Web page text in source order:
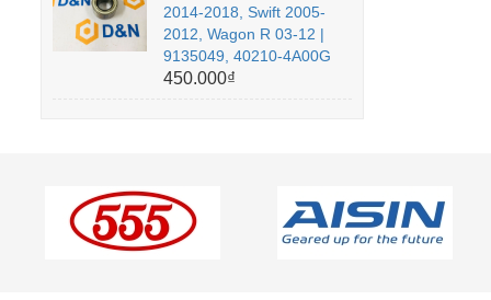
2014-2018, Swift 2005-
2012, Wagon R 03-12 |
9135049, 40210-4A00G
450.000₫